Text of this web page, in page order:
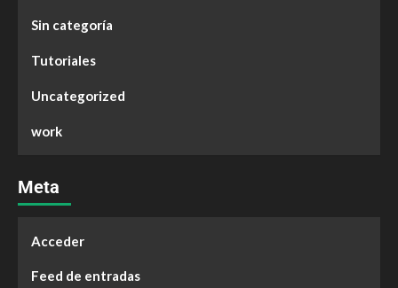
Sin categoría
Tutoriales
Uncategorized
work
Meta
Acceder
Feed de entradas